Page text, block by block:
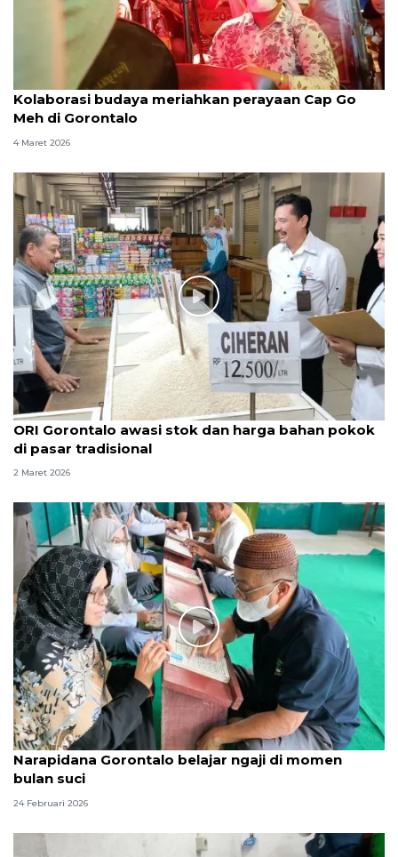
Kolaborasi budaya meriahkan perayaan Cap Go
Meh di Gorontalo
4 Maret 2026
ORI Gorontalo awasi stok dan harga bahan pokok
di pasar tradisional
2 Maret 2026
Narapidana Gorontalo belajar ngaji di momen
bulan suci
24 Februari 2026